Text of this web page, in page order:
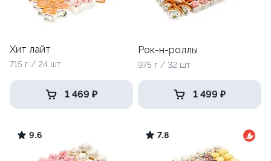
Хит лайт
715 г / 24 шт
1 469 ₽
Рок-н-роллы
975 г / 32 шт
1 499 ₽
9.6 7.8